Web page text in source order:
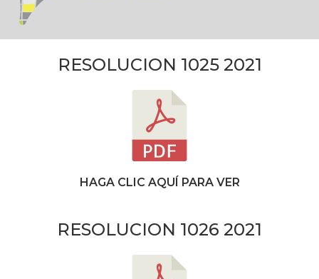
RESOLUCION 1025 2021
HAGA CLIC AQUÍ PARA VER
RESOLUCION 1026 2021